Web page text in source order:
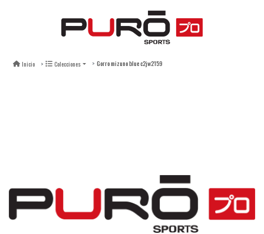
Inicio Colecciones Gorro mizuno blue c2jw2159